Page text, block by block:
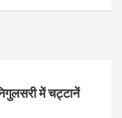
में चट्टानें